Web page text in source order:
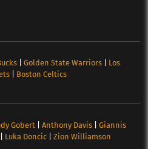
| Golden State Warriors| Los
| Boston Celtics
Gobert Anthony Davis| Giannis
Luka Doncic| Zion Williamson